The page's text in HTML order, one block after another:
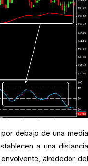
debajo de una media
a una distancia
alrededor del